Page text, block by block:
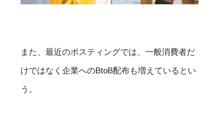
また、最近のポスティングでは、一般消費者だ
けではなく企業へのBtoB配布も増えているとい
う。